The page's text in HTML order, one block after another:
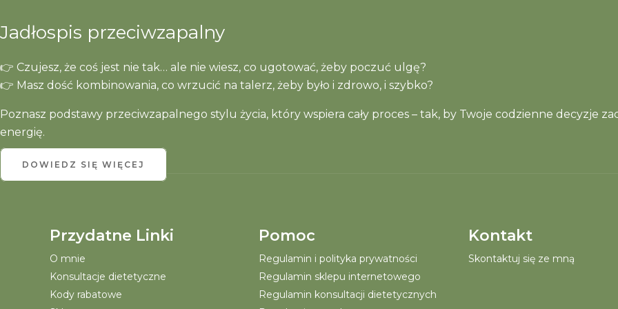
Jadłospis przeciwzapalny
👉 Czujesz, że coś jest nie tak… ale nie wiesz, co ugotować, żeby poczuć ulgę?
👉 Masz dość kombinowania, co wrzucić na talerz, żeby było i zdrowo, i szybko?
Poznasz podstawy przeciwzapalnego stylu życia, który wspiera cały proces – tak, by Twoje codzienne decyzje
energię.
DOWIEDZ SIĘ WIĘCEJ
Przydatne Linki
O mnie
Konsultacje dietetyczne
Kody rabatowe
Pomoc
Regulamin i polityka prywatności
Regulamin sklepu internetowego
Regulamin konsultacji dietetycznych
Kontakt
Skontaktuj się ze mną